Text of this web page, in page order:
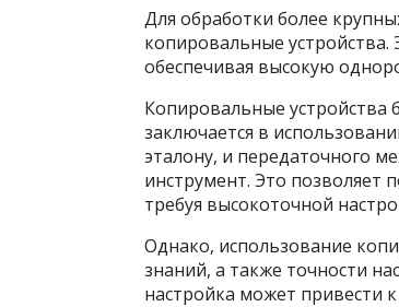
Для обработки более
копировальные
обеспечивая высокую
Копировальные
заключается в
эталону, и передаточного
инструмент. Это позволяет
требуя высокоточной
Однако, использование
знаний, а также точности
настройка может привести